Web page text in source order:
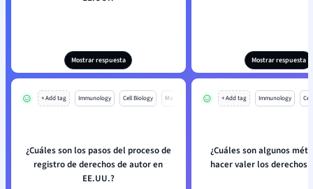
Mostrar respuesta Mostrar respuesta
+ Add tag Immunology Cell Biology Mo
¿Cuáles son los pasos del proceso de
registro de derechos de autor en
EE.UU.?
+ Add tag Immunology
¿Cuáles son algunos
hacer valer los derechos